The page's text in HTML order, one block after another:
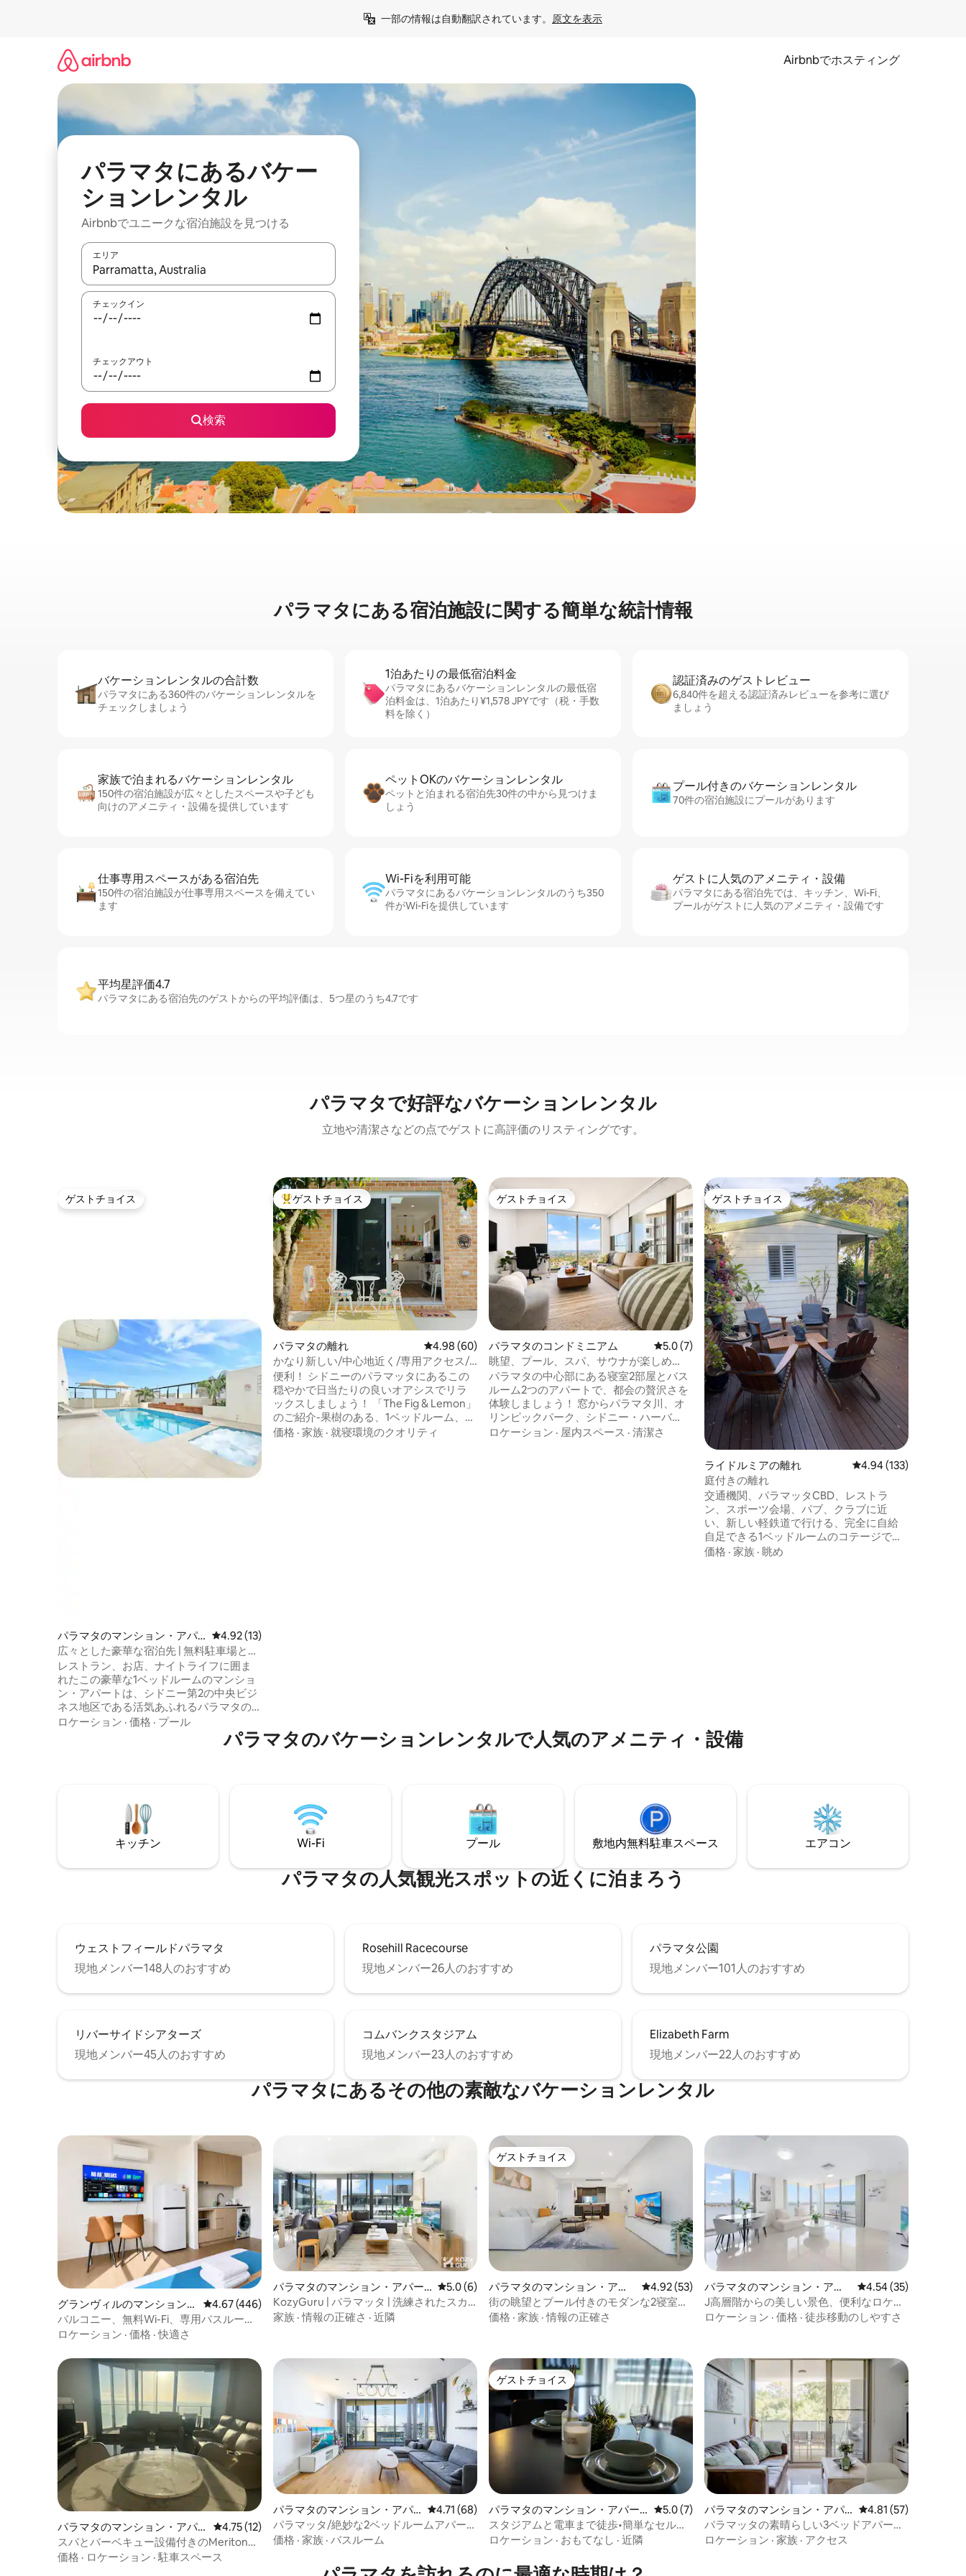
一部の情報は自動翻訳されています。 原文を表示
Airbnbでホスティング
パラマタにあるバケー
ションレンタル
Airbnbでユニークな宿泊施設を見つける
エリア
検索結果が表示されたら、上下の矢印キーを使って移動するか、画面をタッチまたはスワイプして検索結果を確認することができます。
チェックイン
チェックアウト
検索
パラマタに⁠あ⁠る宿⁠泊⁠施⁠設⁠に関⁠す⁠る簡⁠単⁠な統⁠計⁠情⁠報
バケーションレ⁠ン⁠タ⁠ル⁠の合⁠計⁠数
パラマタにある360件のバケーションレンタルを
チェックしましょう
1泊あたりの最⁠低⁠宿⁠泊⁠料⁠金
パラマタにあるバケーションレンタルの最低宿
泊料金は、1泊あたり¥1,578 JPYです（税・手数
料を除く）
認証済みのゲ⁠ス⁠ト⁠レ⁠ビ⁠ュ⁠ー
6,840件を超える認証済みレビューを参考に選び
ましょう
家族で泊まれるバ⁠ケ⁠ー⁠シ⁠ョ⁠ンレ⁠ン⁠タ⁠ル
150件の宿泊施設が広々としたスペースや子ども
向けのアメニティ・設備を提供しています
ペットOKのバ⁠ケ⁠ー⁠シ⁠ョ⁠ンレ⁠ン⁠タ⁠ル
ペットと泊まれる宿泊先30件の中から見つけま
しょう
プール付きのバ⁠ケ⁠ー⁠シ⁠ョ⁠ンレ⁠ン⁠タ⁠ル
70件の宿泊施設にプールがあります
仕事専用ス⁠ペ⁠ー⁠スがあ⁠る宿⁠泊⁠先
150件の宿泊施設が仕事専用スペースを備えてい
ます
Wi-Fiを利⁠用⁠可⁠能
パラマタにあるバケーションレンタルのうち350
件がWi-Fiを提供しています
ゲストに人⁠気⁠のア⁠メ⁠ニ⁠テ⁠ィ・設⁠備
パラマタにある宿泊先では、キッチン、Wi-Fi、
プールがゲストに人気のアメニティ・設備です
平均星評価4.7
パラマタにある宿泊先のゲストからの平均評価は、5つ星のうち4.7です
パラマタで好評なバケーションレンタル
立地や清潔さなどの点でゲストに高評価のリスティングです。
ゲストチョイス
ゲストチョイス
パラマタのマンション・アパ
ート
レビュー13件、5つ星中4.92つ星の平均評価
4.92 (13)
広々とした豪華な宿泊先 | 無料駐車場とプ
ール
レストラン、お店、ナイトライフに囲ま
れたこの豪華な1ベッドルームのマンショ
ン・アパートは、シドニー第2の中央ビジ
ネス地区である活気あふれるパラマタの
中心部に位置しています。 目を覚ます
と、パラマタ・パークからブルーマウン
テンズまで広がる素晴らしい景色が見え
タ駅とバス停、パラマタ・イート・スト
リート、ローズヒル競馬場、コムバン
ク・スタジアム、アコー・アリーナから
わずか数分の距離にあり、M4高速道路を
Business District・ビジネス中心地区）や
ロケーション · 価格 · プール
大好評のゲストチョイスです。
ゲストチョイス
パラマタの離れ レビュー60件、5つ星中4.98つ星の平均評価
4.98 (60)
かなり新しい/中心地近く/専用アクセス/
駐車場
便利！ シドニーのパラマッタにあるこの
穏やかで日当たりの良いオアシスでリラ
ックスしましょう！ 「The Fig & Lemon」
のご紹介-果樹のある、1ベッドルーム、新
しく、自炊可能なプライベートな小さな
価格 · 家族 · 就寝環境のクオリティ
ゲストチョイス
ゲストチョイス
パラマタのコンドミニアム レビュー7件、5つ星中5.0つ星の平均評価
5.0 (7)
眺望、プール、スパ、サウナが楽しめ
る、キングサイズベッドを備えた寝室2部
屋・バスルーム2つの豪華な宿泊施設
パラマタの中心部にある寝室2部屋とバス
ルーム2つのアパートで、都会の贅沢さを
体験しましょう！ 窓からパラマタ川、オ
リンピックパーク、シドニー・ハーバ
ー・ブリッジ、CBDのパノラマビューを
ロケーション · 屋内スペース · 清潔さ
ゲストチョイス
ゲストチョイス
ライドルミアの離れ レビュー133件、5つ
4.94 (133)
庭付きの離れ
交通機関、パラマッタCBD、レストラ
ン、スポーツ会場、パブ、クラブに近
い、新しい軽鉄道で行ける、完全に自給
自足できる1ベッドルームのコテージで
す。 ホームブッシュ・オリンピック・プ
価格 · 家族 · 眺め
パラマタのバケーションレンタルで人気のアメニティ・設備
キッチン Wi-Fi プール 敷地内無料駐⁠車ス⁠ペ⁠ー⁠ス エアコン
パラマタの人気観光スポットの近くに泊まろう
ウェストフィールドパラマタ
現地メンバー148人のおすすめ
Rosehill Racecourse
現地メンバー26人のおすすめ
パラマタ公園
現地メンバー101人のおすすめ
リバーサイドシアターズ
現地メンバー45人のおすすめ
コムバンクスタジアム
現地メンバー23人のおすすめ
Elizabeth Farm
現地メンバー22人のおすすめ
パラマタにあるその他の素敵なバケーションレンタル
グランヴィルのマンション・
アパート
レビュー446件、5つ星中4.67つ星の平均評価
4.67 (446)
バルコニー、無料Wi-Fi、専用バスルーム
付きのグランビルスタジオ
ロケーション · 価格 ·快適さ
パラマタのマンション・アパー
ト
レビュー6件、5つ星中5.0つ星の平均評価
5.0 (6)
KozyGuru | パラマッタ | 洗練されたスカ
イラインの隠れ家
家族 ·情報の正確さ · 近隣
ゲストチョイス
ゲストチョイス
パラマタのマンション・アパ
ート
レビュー53件、5つ星中4.92つ星の平均評価
4.92 (53)
街の眺望とプール付きのモダンな2寝室、
パラマッタ近く
価格 · 家族 ·情報の正確さ
パラマタのマンション・アパ
ート
レビュー35件、5つ
4.54 (35)
J高層階からの美しい景色、便利なロケー
ション、Westfeild駅まで徒歩5分、レスト
ロケーション · 価格 · 徒歩移動のしやすさ
パラマタのマンション・アパ
ート
レビュー12件、5つ星中4.75つ星の平均評価
4.75 (12)
スパとバーベキュー設備付きのMeriton
Parramatta CBDアパートメント
価格 · ロケーション ·駐車スペース
パラマタのマンション・アパ
ート
レビュー68件、5つ星中4.71つ星の平均評価
4.71 (68)
パラマッタ/絶妙な2ベッドルームアパート
メント/コールズ/駅近く/快適で快適/交通
価格 · 家族 · バスルーム
ゲストチョイス
ゲストチョイス
パラマタのマンション・アパー
ト
レビュー7件、5つ星中5.0つ星の平均評価
5.0 (7)
スタジアムと電車まで徒歩•簡単なセルフ
チェックイン•Wi-Fi
ロケーション · おもてなし · 近隣
パラマタのマンション・アパ
ート
レビュー57件、5つ
4.81 (57)
パラマッタの素晴らしい3ベッドアパート|
無料駐車場|ジム|
ロケーション · 家族 · アクセス